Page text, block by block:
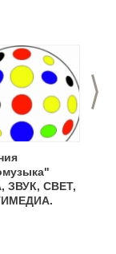
>
ЗВУК, СВЕТ,